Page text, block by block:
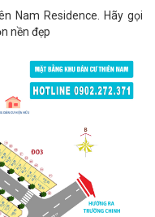
Nam Residence. Hãy gọi
nền đẹp